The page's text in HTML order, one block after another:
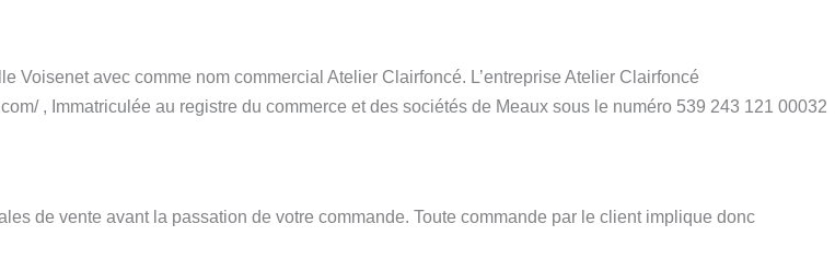
Voisenet avec comme nom commercial Atelier Clairfoncé. L’entreprise Atelier Clairfoncé
, Immatriculée au registre du commerce et des sociétés de Meaux sous le numéro 539 243 121 00032
de vente avant la passation de votre commande. Toute commande par le client implique donc